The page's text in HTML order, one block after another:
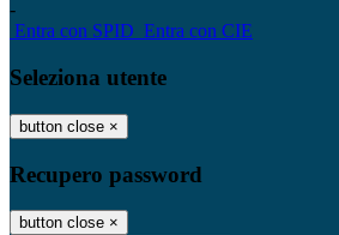
-
Entra con SPID Entra con CIE
Seleziona utente
button close ×
Recupero password
button close ×